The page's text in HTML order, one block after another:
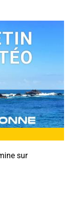
sur